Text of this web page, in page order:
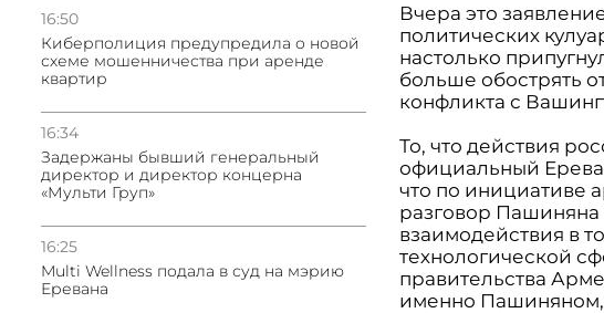
16:50
Киберполиция предупредила о новой
схеме мошенничества при аренде
квартир
16:34
Задержаны бывший генеральный
директор и директор концерна
«Мульти Груп»
16:25
Multi Wellness подала в суд на мэрию
Еревана
Вчера это
политических
настолько
больше обострять
конфликта с
То, что действия
официальный
что по инициативе
разговор
взаимодействия в
технологической
правительства
именно Пашиняном,